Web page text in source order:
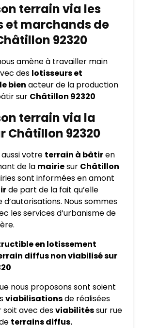
terrain via les
et marchands de
92320
amène à travailler main
des lotisseurs et
bien acteur de la production
sur Châtillon 92320
terrain via la
Châtillon 92320
votre terrain à bâtiren
de la mairiesur Châtillon
sont informées en amont
de part de la fait qu’elle
Nous sommes
les services d’urbanisme de
en lotissement
diffus non viabilisé sur
nous proposons sont soient
viabilisationsde réalisées
soit avec desviabilitéssur rue
terrains diffus.